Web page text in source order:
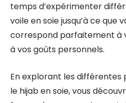
temps d’expérimenter
voile en soie jusqu’à ce que
correspond parfaitement à
à vos goûts personnels.
En explorant les
le hijab en soie, vous